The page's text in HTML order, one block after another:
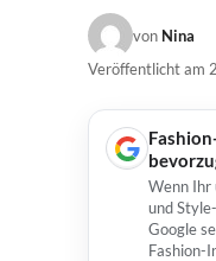
von Nina
Veröffentlicht am
Wenn Ihr
und
Google
Fashion-